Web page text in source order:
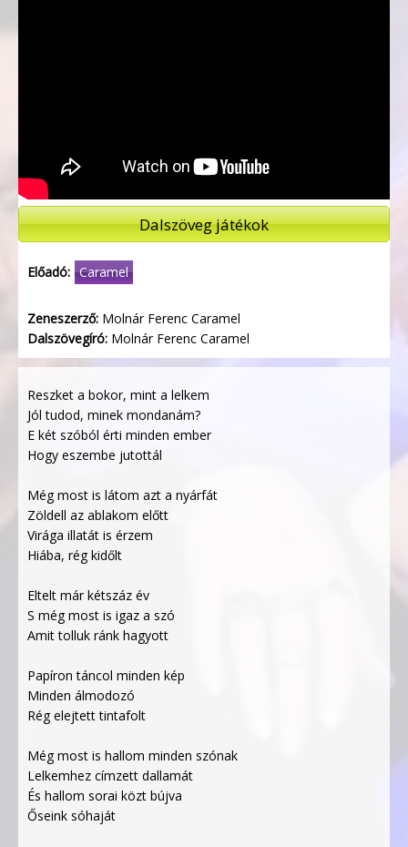
Dalszöveg játékok
Előadó: Caramel
Zeneszerző: Molnár Ferenc Caramel
Dalszövegíró: Molnár Ferenc Caramel
Reszket a bokor, mint a lelkem
Jól tudod, minek mondanám?
E két szóból érti minden ember
Hogy eszembe jutottál
Még most is látom azt a nyárfát
Zöldell az ablakom előtt
Virága illatát is érzem
Hiába, rég kidőlt
Eltelt már kétszáz év
S még most is igaz a szó
Amit tolluk ránk hagyott
Papíron táncol minden kép
Minden álmodozó
Rég elejtett tintafolt
Még most is hallom minden szónak
Lelkemhez címzett dallamát
És hallom sorai közt bújva
Őseink sóhaját